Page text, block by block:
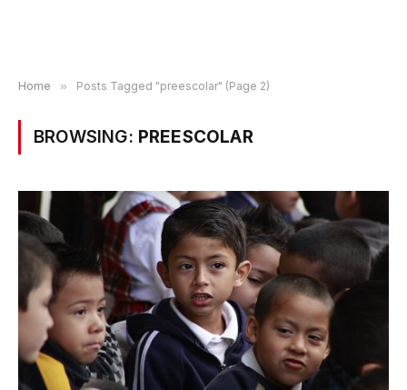
Home » Posts Tagged "preescolar" (Page 2)
BROWSING: PREESCOLAR